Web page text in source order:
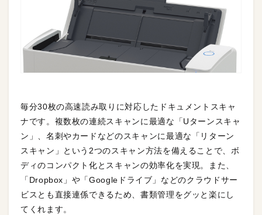
毎分30枚の高速読み取りに対応したドキュメントスキャ
ナです。複数枚の連続スキャンに最適な「Uターンスキャ
ン」、名刺やカードなどのスキャンに最適な「リターン
スキャン」という2つのスキャン方法を備えることで、ボ
ディのコンパクト化とスキャンの効率化を実現。また、
「Dropbox」や「Googleドライブ」などのクラウドサー
ビスとも直接連係できるため、書類管理をグッと楽にし
てくれます。